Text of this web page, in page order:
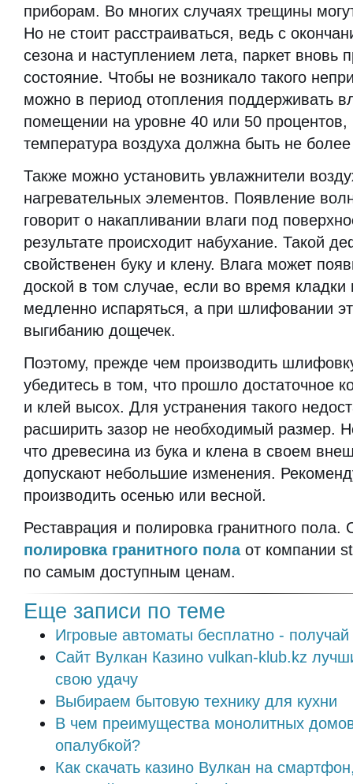
приборам. Во многих случаях трещины
Но не стоит расстраиваться, ведь с
сезона и наступлением лета, паркет вновь
состояние. Чтобы не возникало такого
можно в период отопления поддерживать
помещении на уровне 40 или 50 процентов,
температура воздуха должна быть не
Также можно установить увлажнители
нагревательных элементов. Появление
говорит о накапливании влаги под
результате происходит набухание. Такой
свойственен буку и клену. Влага может
доской в том случае, если во время кладки
медленно испаряться, а при шлифовании
выгибанию дощечек.
Поэтому, прежде чем производить
убедитесь в том, что прошло достаточное
и клей высох. Для устранения такого
расширить зазор не необходимый размер.
что древесина из бука и клена в своем
допускают небольшие изменения.
производить осенью или весной.
Реставрация и полировка гранитного пола.
полировка гранитного полаот компании
по самым доступным ценам.
Еще записи по теме
Игровые автоматы бесплатно - получай
Сайт Вулкан Казино vulkan-klub.kz
свою удачу
Выбираем бытовую технику для кухни
В чем преимущества монолитных
опалубкой?
Как скачать казино Вулкан на